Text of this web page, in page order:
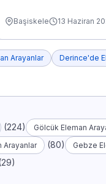
Başiskele 13 Haziran
Arayanlar Derince'de
(224) Gölcük Eleman
Arayanlar (80) Gebze